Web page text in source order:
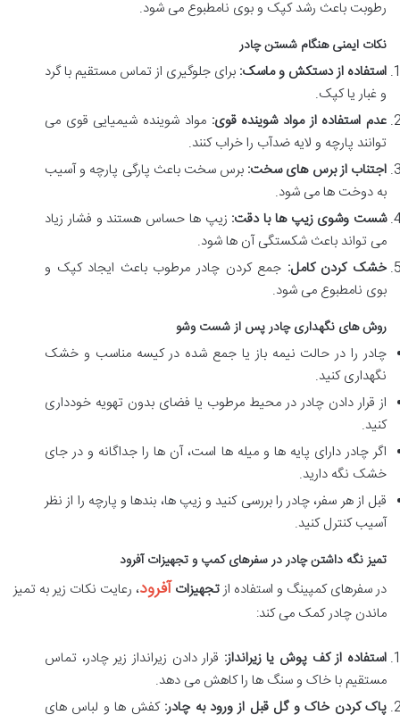
رطوبت باعث رشد کپک و بوی نامطبوع می شود.
نکات ایمنی هنگام شستن چادر
استفاده از دستکش و ماسک: برای جلوگیری از تماس مستقیم با گرد
و غبار یا کپک.
عدم استفاده از مواد شوینده قوی: مواد شوینده شیمیایی قوی می
توانند پارچه و لایه ضدآب را خراب کنند.
اجتناب از برس های سخت: برس سخت باعث پارگی پارچه و آسیب
به دوخت ها می شود.
شست وشوی زیپ ها با دقت: زیپ ها حساس هستند و فشار زیاد
می تواند باعث شکستگی آن ها شود.
خشک کردن کامل: جمع کردن چادر مرطوب باعث ایجاد کپک و
بوی نامطبوع می شود.
روش های نگهداری چادر پس از شست وشو
چادر را در حالت نیمه باز یا جمع شده در کیسه مناسب و خشک
نگهداری کنید.
از قرار دادن چادر در محیط مرطوب یا فضای بدون تهویه خودداری
کنید.
اگر چادر دارای پایه ها و میله ها است، آن ها را جداگانه و در جای
خشک نگه دارید.
قبل از هر سفر، چادر را بررسی کنید و زیپ ها، بندها و پارچه را از نظر
آسیب کنترل کنید.
تمیز نگه داشتن چادر در سفرهای کمپ و تجهیزات آفرود
در سفرهای کمپینگ و استفاده ازتجهیزات آفرود، رعایت نکات زیر به تمیز
ماندن چادر کمک می کند:
استفاده از کف پوش یا زیرانداز: قرار دادن زیرانداز زیر چادر، تماس
مستقیم با خاک و سنگ ها را کاهش می دهد.
پاک کردن خاک و گل قبل از ورود به چادر: کفش ها و لباس های